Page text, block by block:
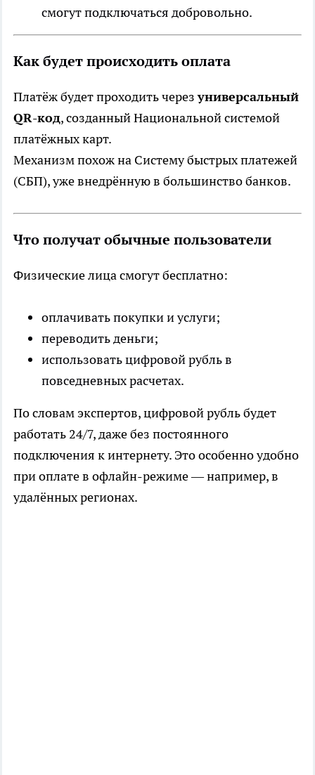
смогут подключаться добровольно.
Как будет происходить оплата
Платёж будет проходить черезуниверсальный
QR-код, созданный Национальной системой
платёжных карт.
Механизм похож на Систему быстрых платежей
(СБП), уже внедрённую в большинство банков.
Что получат обычные пользователи
Физические лица смогут бесплатно:
оплачивать покупки и услуги;
переводить деньги;
использовать цифровой рубль в
повседневных расчетах.
По словам экспертов, цифровой рубль будет
работать 24/7, даже без постоянного
подключения к интернету. Это особенно удобно
при оплате в офлайн-режиме — например, в
удалённых регионах.